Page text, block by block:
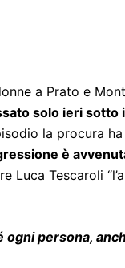
a Prato e
solo ieri
la procura
è
Tescaroli
ogni persona,